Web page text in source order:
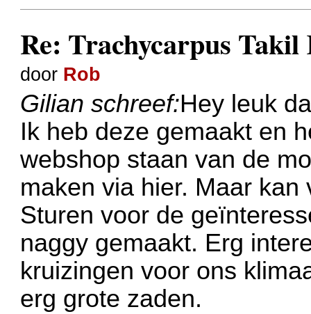
Re: Trachycarpus
door Rob
Gilian schreef:Hey leuk
Ik heb deze gemaakt en
webshop staan van de
maken via hier. Maar kan
Sturen voor de
naggy gemaakt. Erg
kruizingen voor ons
erg grote zaden.